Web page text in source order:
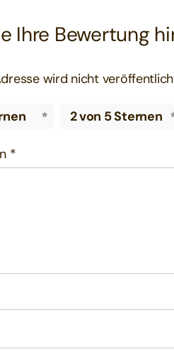
Ihre Bewertung
wird nicht
2 von 5 Sternen
*